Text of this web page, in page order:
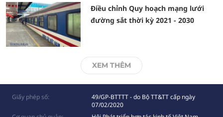
Điều chỉnh Quy hoạch mạng lưới
đường sắt thời kỳ 2021 - 2030
XEM THÊM
Giấy phép số:
49/GP-BTTTT - do Bộ TT&TT cấp ngày
07/02/2020